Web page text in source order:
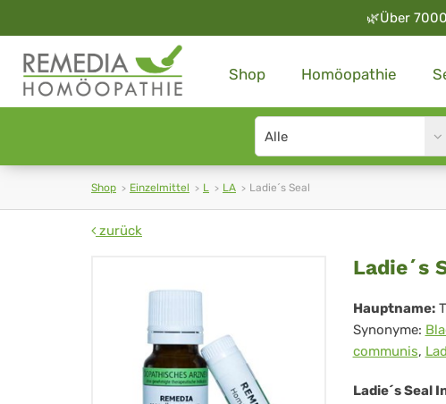
🌿Über
Shop Homöopathie
Search
type
Shop Einzelmittel L LA Ladie´s Seal
zurück
Ladie
´s
Seal
Ladie´s
Hauptname:
Synonyme:
communis,
Ladie´s Seal